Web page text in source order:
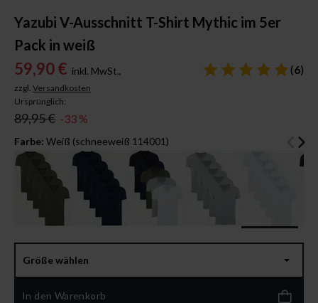
Yazubi V-Ausschnitt T-Shirt Mythic im 5er
Pack in weiß
59,90 € inkl. MwSt.,
zzgl. Versandkosten
Ursprünglich:
89,95 € -33 %
(6)
Farbe: Weiß (schneeweiß 114001)
Größe wählen
In den Warenkorb